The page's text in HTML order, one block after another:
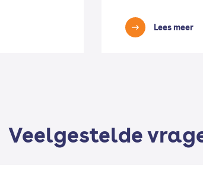
Lees meer
Veelgestelde